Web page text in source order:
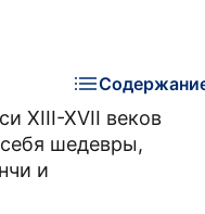
XIII-XVII веков
шедевры,
и